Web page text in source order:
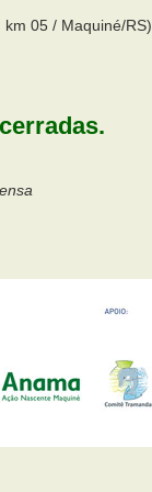
05 / Maquiné/RS)